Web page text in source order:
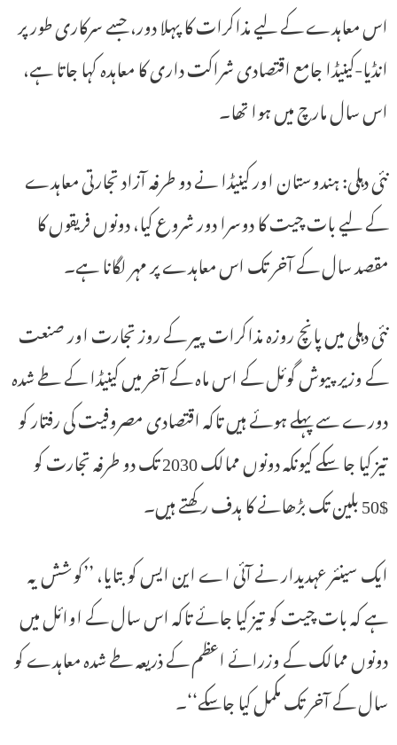
اس معاہدے کے لیے مذاکرات کا پہلا دور، جسے سرکاری طور پر
انڈیا-کینیڈا جامع اقتصادی شراکت داری کا معاہدہ کہا جاتا ہے،
اس سال مارچ میں ہوا تھا۔
نئی دہلی: ہندوستان اور کینیڈا نے دو طرفہ آزاد تجارتی معاہدے
کے لیے بات چیت کا دوسرا دور شروع کیا، دونوں فریقوں کا
مقصد سال کے آخر تک اس معاہدے پر مہر لگانا ہے۔
نئی دہلی میں پانچ روزہ مذاکرات پیر کے روز تجارت اور صنعت
کے وزیر پیوش گوئل کے اس ماہ کے آخر میں کینیڈا کے طے شدہ
دورے سے پہلے ہوئے ہیں تاکہ اقتصادی مصروفیت کی رفتار کو
تیز کیا جا سکے کیونکہ دونوں ممالک 2030 تک دو طرفہ تجارت کو
$50 بلین تک بڑھانے کا ہدف رکھتے ہیں۔
ایک سینئر عہدیدار نے آئی اے این ایس کو بتایا، ’’کوشش یہ
ہے کہ بات چیت کو تیز کیا جائے تاکہ اس سال کے اوائل میں
دونوں ممالک کے وزرائے اعظم کے ذریعہ طے شدہ معاہدے کو
سال کے آخر تک مکمل کیا جاسکے‘‘۔